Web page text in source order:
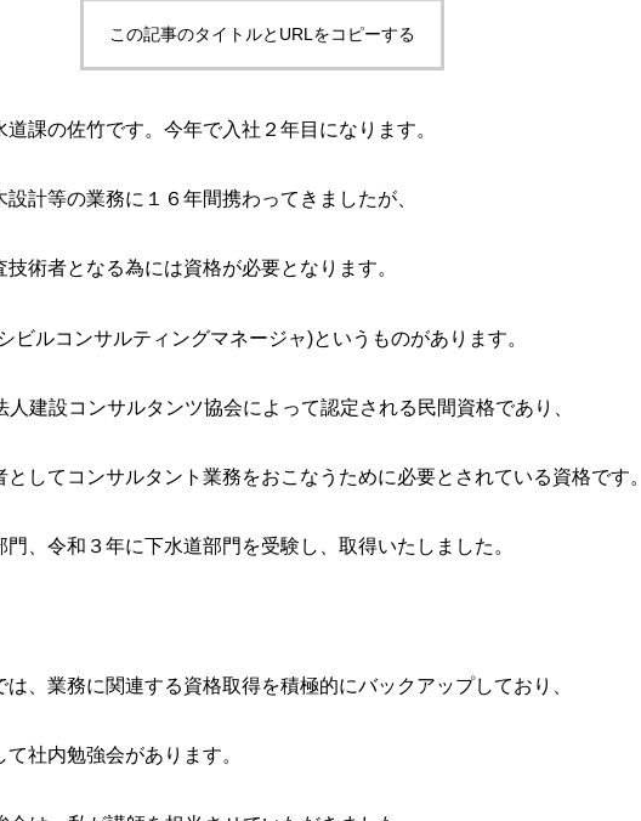
この記事のタイトルとURLをコピーする
課の佐竹です。今年で入社２年目になります。
計等の業務に１６年間携わってきましたが、
術者となる為には資格が必要となります。
ビルコンサルティングマネージャ)というものがあります。
建設コンサルタンツ協会によって認定される民間資格であり、
してコンサルタント業務をおこなうために必要とされている資格です。
、令和３年に下水道部門を受験し、取得いたしました。
、業務に関連する資格取得を積極的にバックアップしており、
社内勉強会があります。